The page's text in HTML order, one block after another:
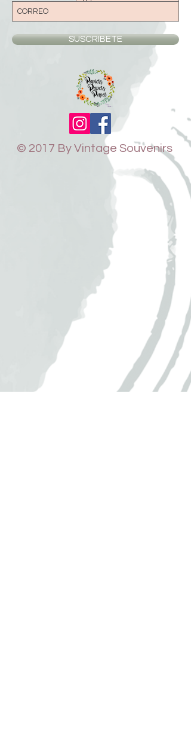
SUSCRIBETE
© 2017 By Vintage Souvenirs